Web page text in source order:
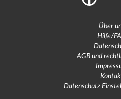
Über
Hilfe/
AGB und
Datenschutz